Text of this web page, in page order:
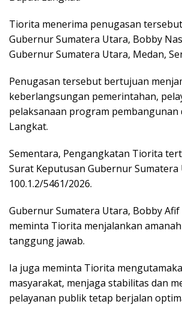
Tiorita menerima penugasan
Gubernur Sumatera Utara, Bobby
Gubernur Sumatera Utara, Medan,
Penugasan tersebut bertujuan
keberlangsungan pemerintahan,
pelaksanaan program pembangunan
Langkat.
Sementara, Pengangkatan Tiorita
Surat Keputusan Gubernur
100.1.2/5461/2026.
Gubernur Sumatera Utara, Bobby
meminta Tiorita menjalankan
tanggung jawab.
Ia juga meminta Tiorita
masyarakat, menjaga stabilitas dan
pelayanan publik tetap berjalan